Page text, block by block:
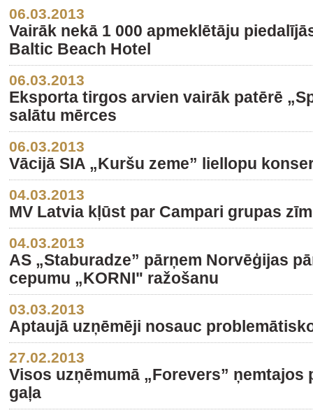
06.03.2013
Vairāk nekā 1 000 apmeklētāju
Baltic Beach Hotel
06.03.2013
Eksporta tirgos arvien vairāk patērē
salātu mērces
06.03.2013
Vācijā SIA „Kuršu zeme” liellopu
04.03.2013
MV Latvia kļūst par Campari grupas
04.03.2013
AS „Staburadze” pārņem Norvēģijas
cepumu „KORNI" ražošanu
03.03.2013
Aptaujā uzņēmēji nosauc
27.02.2013
Visos uzņēmumā „Forevers”
gaļa